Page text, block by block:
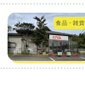
食品・雑貨